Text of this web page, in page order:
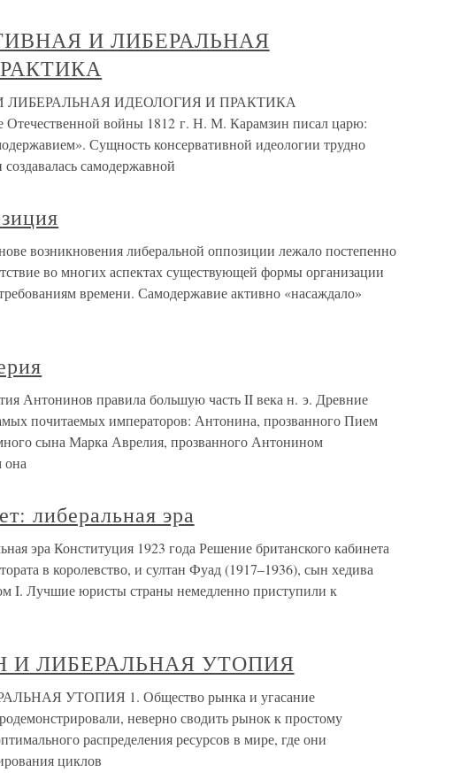
И ЛИБЕРАЛЬНАЯ
ЛИБЕРАЛЬНАЯ ИДЕОЛОГИЯ И ПРАКТИКА
войны 1812 г. Н. М. Карамзин писал царю:
Сущность консервативной идеологии трудно
самодержавной
возникновения либеральной оппозиции лежало постепенно
во многих аспектах существующей формы организации
времени. Самодержавие активно «насаждало»
Антонинов правила большую часть II века н. э. Древние
почитаемых императоров: Антонина, прозванного Пием
сына Марка Аврелия, прозванного Антонином
она
либеральная эра
эра Конституция 1923 года Решение британского кабинета
в королевство, и султан Фуад (1917–1936), сын хедива
I. Лучшие юристы страны немедленно приступили к
И ЛИБЕРАЛЬНАЯ УТОПИЯ
УТОПИЯ 1. Общество рынка и угасание
неверно сводить рынок к простому
распределения ресурсов в мире, где они
циклов